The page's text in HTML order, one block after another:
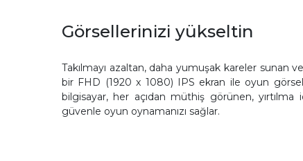
Görsellerinizi yükseltin
Takılmayı azaltan, daha yumuşak kareler
bir FHD (1920 x 1080) IPS ekran ile oyun
bilgisayar, her açıdan müthiş görünen,
güvenle oyun oynamanızı sağlar.